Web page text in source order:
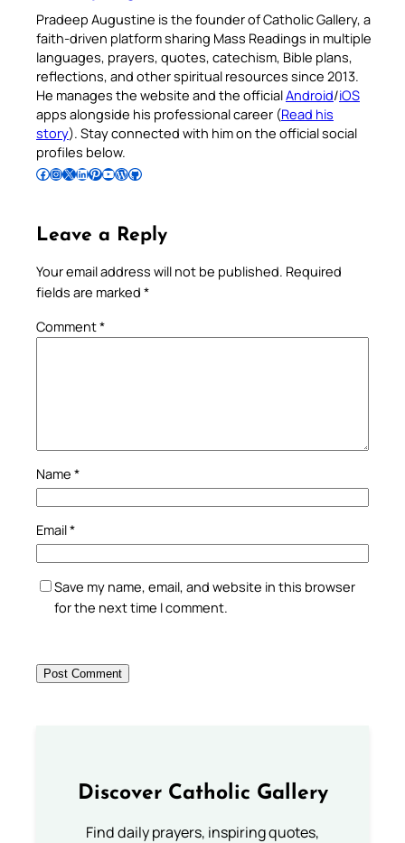
Pradeep Augustine is the founder of Catholic Gallery, a
faith-driven platform sharing Mass Readings in multiple
languages, prayers, quotes, catechism, Bible plans,
reflections, and other spiritual resources since 2013.
He manages the website and the officialAndroid/iOS
apps alongside his professional career (Read his
story). Stay connected with him on the official social
profiles below.
Follow Pradeep on Facebook Follow Pradeep on InstagramFollow Pradeep on X Follow Pradeep on LinkedIn Follow Pradeep on Pinterest Subscribe to Pradeep’s Youtube Channel Follow Pradeep on WordPress Follow Pradeep on GitHub
Leave a Reply
Your email address will not be published. Required
fields are marked *
Comment*
Name *
Email*
Save my name, email, and website in this browser
for the next time I comment.
Discover Catholic Gallery
Find daily prayers, inspiring quotes,